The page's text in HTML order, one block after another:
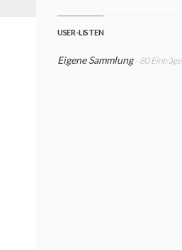
USER-LISTEN
Eigene Sammlung - 80 Einträge